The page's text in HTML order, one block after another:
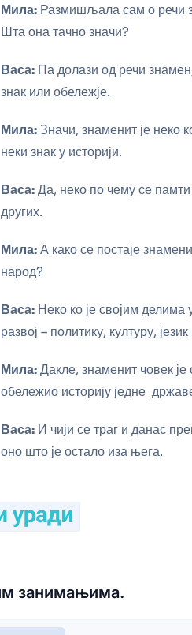
Мила:Размишљала сам о речи
Шта она тачно значи?
Васа:Па долази од речи
знак или обележје.
Мила:Значи, знаменит је неко
неки знак у историји.
Васа:Да, неко по чему се памти
других.
Мила:А како се постаје
народ?
Васа:Неко ко је својим делима
развој – политику, културу,
Мила:Дакле, знаменит човек је
обележио историју једне
Васа:И чији се траг и данас
оно што је остало иза њега.